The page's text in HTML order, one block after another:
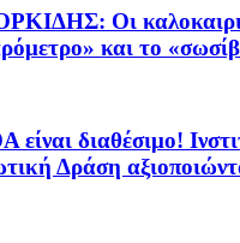
Οι
και το
είναι διαθέσιμο!
Δράση